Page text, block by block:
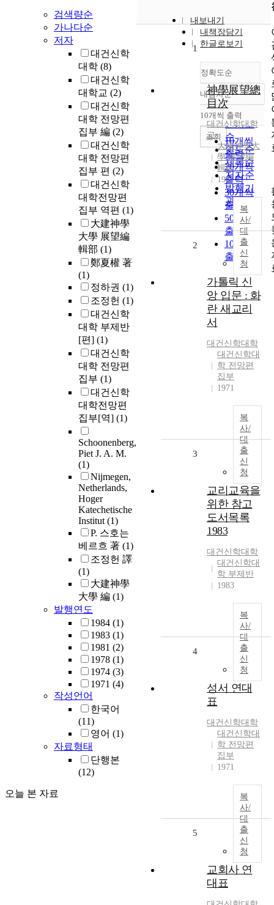
검색량순
가나다순
저자
대건신학
대학 (8)
대건신학
대학교 (2)
대건신학
대학 전망편
집부 編 (2)
대건신학
대학 전망편
집부 편 (2)
대건신학
대학전망편
집부 역편 (1)
大建神學
大學 展望編
輯部 (1)
鄭夏權 著
(1)
정하권 (1)
조정헌 (1)
대건신학
대학 부제반
[편] (1)
대건신학
대학 전망편
집부 (1)
대건신학
대학전망편
집부[역] (1)
Schoonenberg,
Piet J. A. M.
(1)
Nijmegen,
Netherlands,
Hoger
Katechetische
Institut(1)
P. 스호는
베르흐 著 (1)
조정헌 譯
(1)
大建神學
大學 編 (1)
발행연도
1984 (1)
1983 (1)
1981 (2)
1978 (1)
1974 (3)
1971 (4)
작성언어
한국어
(11)
영어 (1)
자료형태
단행본
(12)
오늘 본 자료
내보내기
내책장담기
한글로보기
정확도순
정확도
순
인기도
순
연도순
제목순
저자순
발행기
관순
내림차순
내림차순
10개씩 출력
10개씩
출력
20개씩
출력
30개씩
출력
50개씩
출력
100개씩
출력
조회
1
神學展望總
目次
대건신학대학
교
大建神學大
學 展望編
輯部
1981
복
사/
대
출
신
청
2
가톨릭 신
앙 입문 : 화
란 새교리
서
대건신학대학
대건신학대
학 전망편
집부
1971
복
사/
대
출
신
청
3
교리교육을
위한 참고
도서목록
1983
대건신학대학
대건신학대
학 부제반
1983
복
사/
대
출
신
청
4
성서 연대
표
대건신학대학
대건신학대
학 전망편
집부
1971
복
사/
대
출
신
청
5
교회사 연
대표